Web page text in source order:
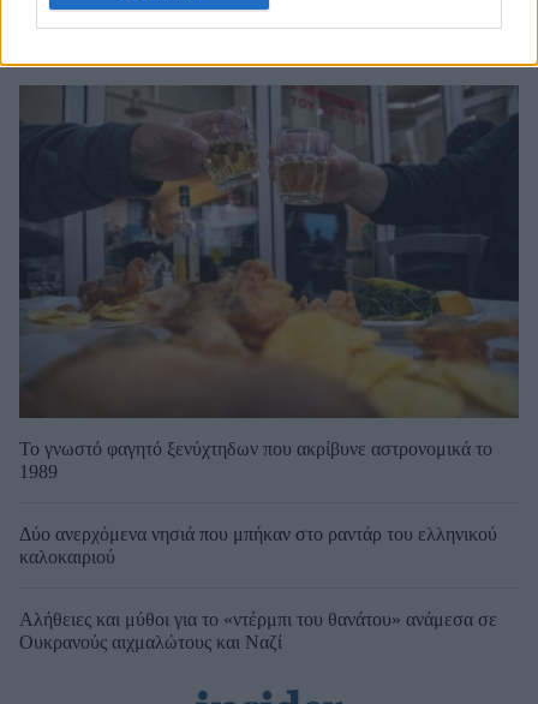
Το γνωστό φαγητό ξενύχτηδων που ακρίβυνε αστρονομικά το
1989
Δύο ανερχόμενα νησιά που μπήκαν στο ραντάρ του ελληνικού
καλοκαιριού
Αλήθειες και μύθοι για το «ντέρμπι του θανάτου» ανάμεσα σε
Ουκρανούς αιχμαλώτους και Ναζί